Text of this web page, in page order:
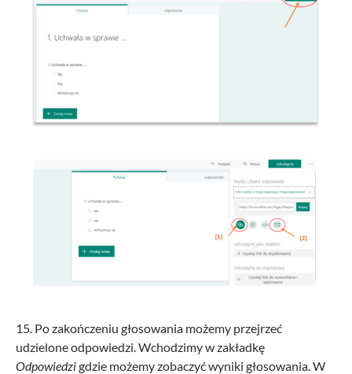
15. Po zakończeniu głosowania możemy przejrzeć
udzielone odpowiedzi. Wchodzimy w zakładkę
Odpowiedzigdzie możemy zobaczyć wyniki głosowania. W